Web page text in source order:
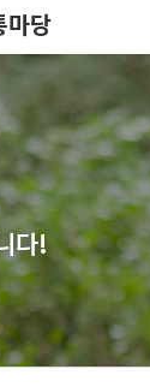
마당
사항
공고
사일정
지
첩
보도
다!